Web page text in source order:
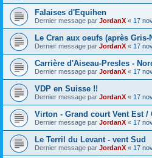
Falaises d'Equihen
Dernier message par JordanX « 17
Le Cran aux oeufs (après Gris-
Dernier message par JordanX « 17
Carrière d'Aiseau-Presles -
Dernier message par JordanX « 17
VDP en Suisse !!
Dernier message par JordanX « 17
Virton - Grand court Vent Est /
Dernier message par JordanX « 17
Le Terril du Levant - vent Sud
Dernier message par JordanX « 17